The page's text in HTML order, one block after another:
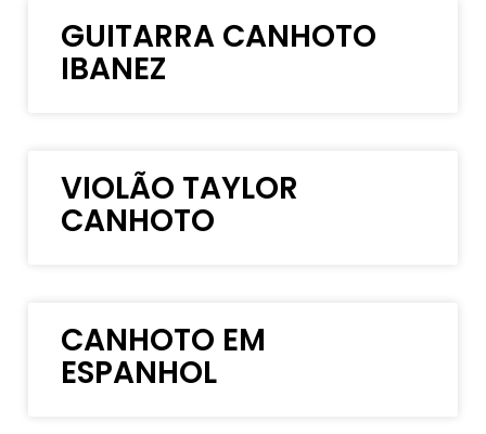
GUITARRA CANHOTO
IBANEZ
VIOLÃO TAYLOR
CANHOTO
CANHOTO EM
ESPANHOL